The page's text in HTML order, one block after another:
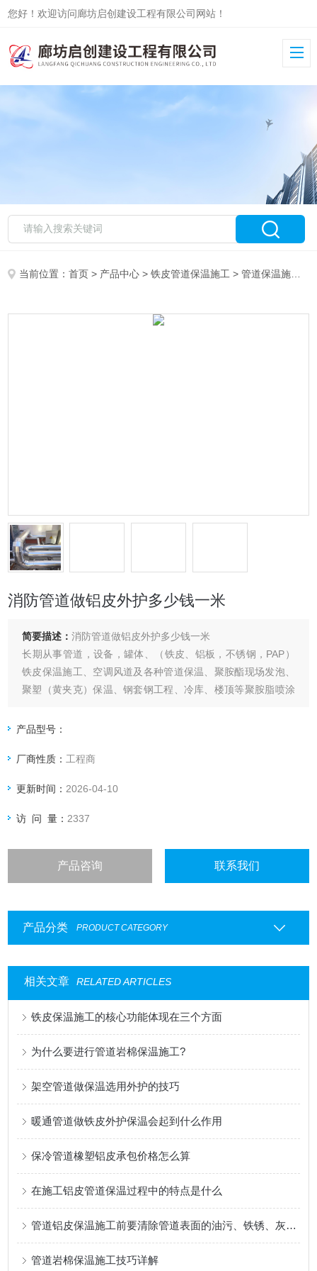
您好！欢迎访问廊坊启创建设工程有限公司网站！
当前位置：首页 > 产品中心 >铁皮管道保温施工 >管道保温施工队
消防管道做铝皮外护多少钱一米
简要描述：消防管道做铝皮外护多少钱一米
长期从事管道，设备，罐体、（铁皮、铝板，不锈钢，PAP）
铁皮保温施工、空调风道及各种管道保温、聚胺酯现场发泡、
聚塑（黄夹克）保温、钢套钢工程、冷库、楼顶等聚胺脂喷涂
产品型号：
厂商性质： 工程商
更新时间： 2026-04-10
访 问 量： 2337
产品咨询 联系我们
产品分类 PRODUCT CATEGORY
相关文章 RELATED ARTICLES
铁皮保温施工的核心功能体现在三个方面
为什么要进行管道岩棉保温施工?
架空管道做保温选用外护的技巧
暖通管道做铁皮外护保温会起到什么作用
保冷管道橡塑铝皮承包价格怎么算
在施工铝皮管道保温过程中的特点是什么
管道铝皮保温施工前要清除管道表面的油污、铁锈、灰尘等杂物
管道岩棉保温施工技巧详解